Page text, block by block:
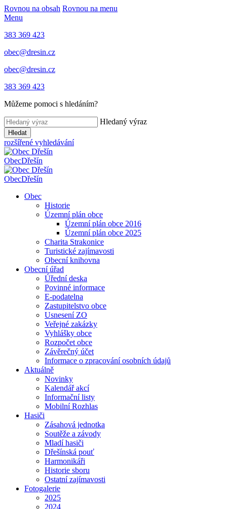
Rovnou na obsah Rovnou na menu
Menu
383 369 423
obec@dresin.cz
obec@dresin.cz
383 369 423
Můžeme pomoci s hledáním?
Hledaný výraz
Hledat
rozšířené vyhledávání
ObecDřešín
ObecDřešín
Obec
Historie
Územní plán obce
Územní plán obce 2016
Územní plán obce 2025
Charita Strakonice
Turistické zajímavosti
Obecní knihovna
Obecní úřad
Úřední deska
Povinné informace
E-podatelna
Zastupitelstvo obce
Usnesení ZO
Veřejné zakázky
Vyhlášky obce
Rozpočet obce
Závěrečný účet
Informace o zpracování osobních údajů
Aktuálně
Novinky
Kalendář akcí
Informační listy
Mobilní Rozhlas
Hasiči
Zásahová jednotka
Soutěže a závody
Mladí hasiči
Dřešínská pouť
Harmonikáři
Historie sboru
Ostatní zajímavosti
Fotogalerie
2025
2024